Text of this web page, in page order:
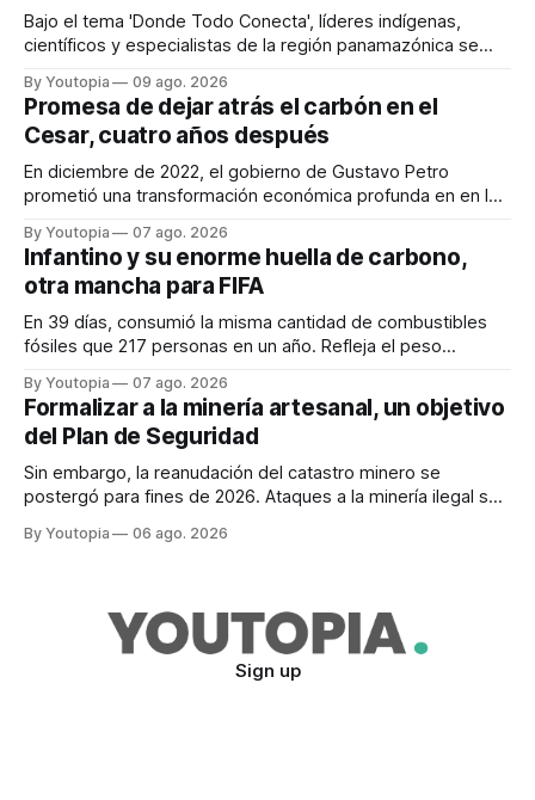
Bajo el tema 'Donde Todo Conecta', líderes indígenas,
científicos y especialistas de la región panamazónica se
By Youtopia 09 ago. 2026
Promesa de dejar atrás el carbón en el
Cesar, cuatro años después
En diciembre de 2022, el gobierno de Gustavo Petro
prometió una transformación económica profunda en en la
By Youtopia 07 ago. 2026
Infantino y su enorme huella de carbono,
otra mancha para FIFA
En 39 días, consumió la misma cantidad de combustibles
fósiles que 217 personas en un año. Refleja el peso
By Youtopia 07 ago. 2026
Formalizar a la minería artesanal, un objetivo
del Plan de Seguridad
Sin embargo, la reanudación del catastro minero se
postergó para fines de 2026. Ataques a la minería ilegal se
By Youtopia 06 ago. 2026
Sign up